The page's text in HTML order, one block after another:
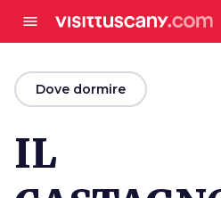
menu
arrow_backDove dormire
IL